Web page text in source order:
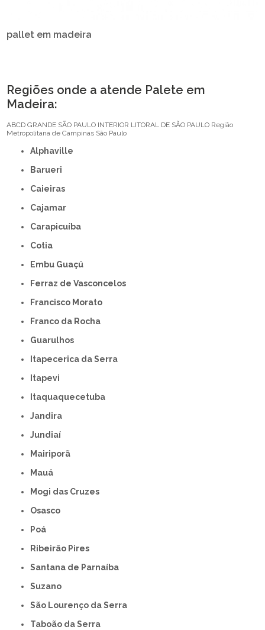
pallet em madeira
Regiões onde a atende Palete em
Madeira:
ABCD GRANDE SÃO PAULO INTERIOR LITORAL DE SÃO PAULO Região
Metropolitana de Campinas São Paulo
Alphaville
Barueri
Caieiras
Cajamar
Carapicuíba
Cotia
Embu Guaçú
Ferraz de Vasconcelos
Francisco Morato
Franco da Rocha
Guarulhos
Itapecerica da Serra
Itapevi
Itaquaquecetuba
Jandira
Jundiaí
Mairiporã
Mauá
Mogi das Cruzes
Osasco
Poá
Ribeirão Pires
Santana de Parnaíba
Suzano
São Lourenço da Serra
Taboão da Serra